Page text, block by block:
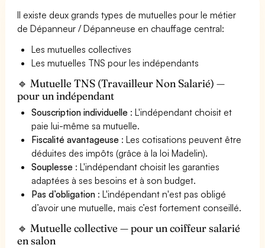
Il existe deux grands types de mutuelles pour le métier
de Dépanneur / Dépanneuse en chauffage central:
Les mutuelles collectives
Les mutuelles TNS pour les indépendants
🔹 Mutuelle TNS (Travailleur Non Salarié) —
pour un indépendant
Souscription individuelle : L'indépendant choisit et
paie lui-même sa mutuelle.
Fiscalité avantageuse : Les cotisations peuvent être
déduites des impôts (grâce à la loi Madelin).
Souplesse : L'indépendant choisit les garanties
adaptées à ses besoins et à son budget.
Pas d’obligation : L'indépendant n'est pas obligé
d’avoir une mutuelle, mais c’est fortement conseillé.
🔹 Mutuelle collective — pour un coiffeur salarié
en salon